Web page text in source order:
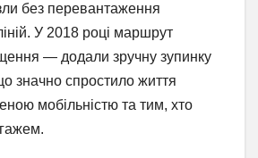
без перевантаження
У 2018 році маршрут
— додали зручну зупинку
значно спростило життя
мобільністю та тим, хто